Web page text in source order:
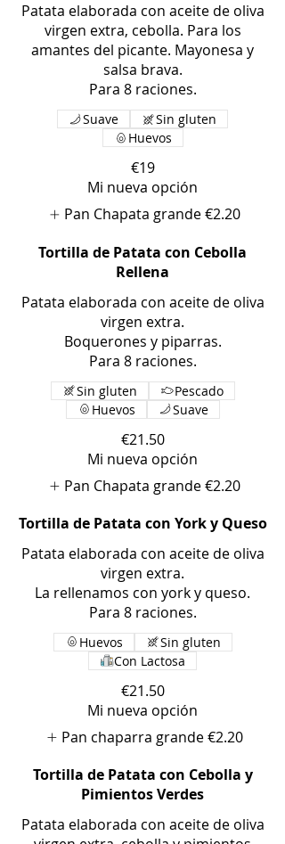
Patata elaborada con aceite de oliva
virgen extra, cebolla. Para los
amantes del picante. Mayonesa y
salsa brava.
Para 8 raciones.
€19
Suave
Sin gluten
Huevos
Mi nueva opción
Pan Chapata grande€2.20
Tortilla de Patata con Cebolla
Rellena
Patata elaborada con aceite de oliva
virgen extra.
Boquerones y piparras.
Para 8 raciones.
€21.50
Sin gluten
Pescado
Huevos
Suave
Mi nueva opción
Pan Chapata grande€2.20
Tortilla de Patata con York y Queso
Patata elaborada con aceite de oliva
virgen extra.
La rellenamos con york y queso.
Para 8 raciones.
€21.50
Huevos
Sin gluten
Con Lactosa
Mi nueva opción
Pan chaparra grande€2.20
Tortilla de Patata con Cebolla y
Pimientos Verdes
Patata elaborada con aceite de oliva